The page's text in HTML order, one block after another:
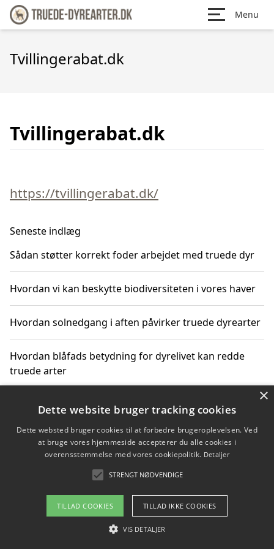
Menu
Tvillingerabat.dk
Tvillingerabat.dk
https://tvillingerabat.dk/
Seneste indlæg
Sådan støtter korrekt foder arbejdet med truede dyr
Hvordan vi kan beskytte biodiversiteten i vores haver
Hvordan solnedgang i aften påvirker truede dyrearter
Hvordan blåfads betydning for dyrelivet kan redde
truede arter
Hvordan kan gaver til unge voksne støtte bevarelsen
Copyright 2026 - Pilanto Aps
Om / kontakt
Blog Betingelser
×
Dette website bruger tracking cookies
Dette websted bruger cookies til at forbedre brugeroplevelsen. Ved
at bruge vores hjemmeside accepterer du alle cookies i
overensstemmelse med vores cookiepolitik. Detaljer
STRENGT NØDVENDIGE
TILLAD COOKIES TILLAD IKKE COOKIES
VIS DETALJER